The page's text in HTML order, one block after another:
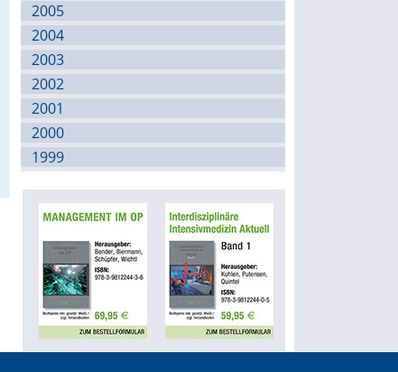
2005
2004
2003
2002
2001
2000
1999